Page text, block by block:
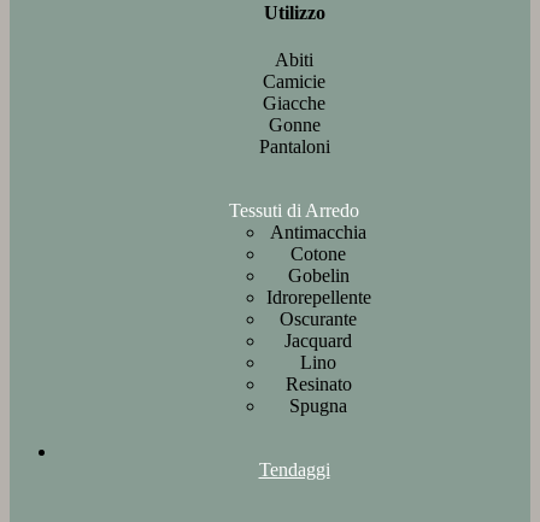
Utilizzo
Abiti
Camicie
Giacche
Gonne
Pantaloni
Tessuti di Arredo
Antimacchia
Cotone
Gobelin
Idrorepellente
Oscurante
Jacquard
Lino
Resinato
Spugna
Tendaggi